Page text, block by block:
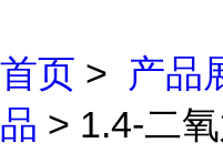
首页 > 产品
品 > 1.4-二